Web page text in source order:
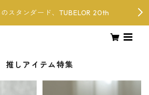
スタンダード、TUBELOR 20th
推しアイテム特集